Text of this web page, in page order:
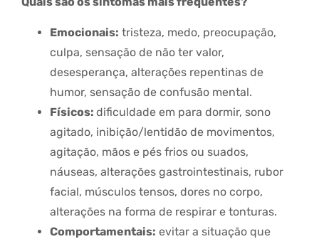
Emocionais: tristeza, medo, preocupação,
culpa, sensação de não ter valor,
desesperança, alterações repentinas de
humor, sensação de confusão mental.
Físicos: dificuldade em para dormir, sono
agitado, inibição/lentidão de movimentos,
agitação, mãos e pés frios ou suados,
náuseas, alterações gastrointestinais, rubor
facial, músculos tensos, dores no corpo,
alterações na forma de respirar e tonturas.
Comportamentais: evitar a situação que